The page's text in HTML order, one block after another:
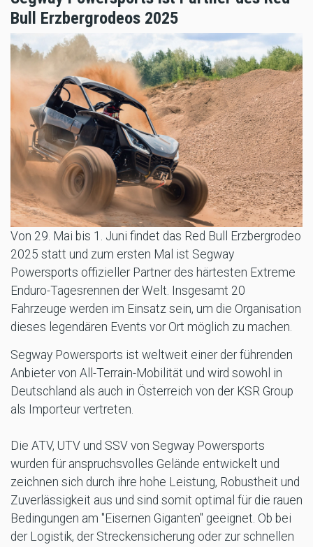
Bull Erzbergrodeos 2025
Von 29. Mai bis 1. Juni findet das Red Bull Erzbergrodeo
2025 statt und zum ersten Mal ist Segway
Powersports offizieller Partner des härtesten Extreme
Enduro-Tagesrennen der Welt. Insgesamt 20
Fahrzeuge werden im Einsatz sein, um die Organisation
dieses legendären Events vor Ort möglich zu machen.
Segway Powersports ist weltweit einer der führenden
Anbieter von All-Terrain-Mobilität und wird sowohl in
Deutschland als auch in Österreich von der KSR Group
als Importeur vertreten.
Die ATV, UTV und SSV von Segway Powersports
wurden für anspruchsvolles Gelände entwickelt und
zeichnen sich durch ihre hohe Leistung, Robustheit und
Zuverlässigkeit aus und sind somit optimal für die rauen
Bedingungen am "Eisernen Giganten" geeignet. Ob bei
der Logistik, der Streckensicherung oder zur schnellen